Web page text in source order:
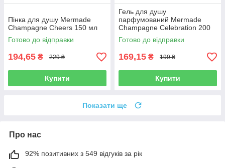
Пінка для душу Mermade
Champagne Cheers 150 мл
Готово до відправки
194,65 ₴ 229 ₴
Купити
Гель для душу
парфумований Mermade
Champagne Celebration 200
мл
Готово до відправки
169,15 ₴ 199 ₴
Купити
Показати ще
Про нас
92% позитивних з 549 відгуків за рік